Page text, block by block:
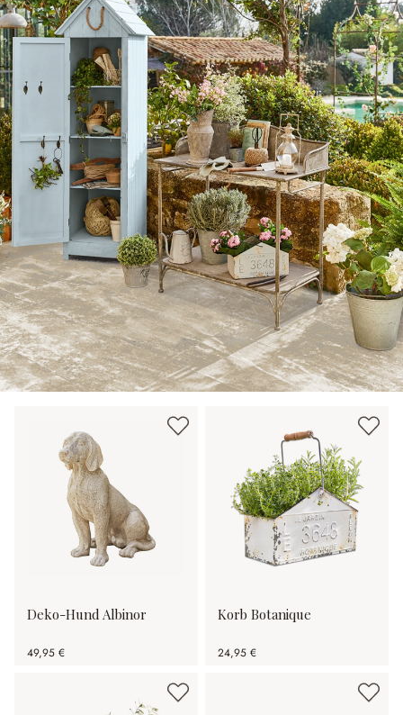
Deko-Hund Albinor
49,95 €
Korb Botanique
24,95 €